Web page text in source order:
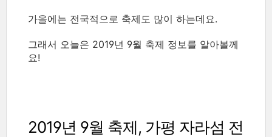
가을에는 전국적으로 축제도 많이 하는데요.
그래서 오늘은 2019년 9월 축제 정보를 알아볼께
요!
2019년 9월 축제, 가평 자라섬 전